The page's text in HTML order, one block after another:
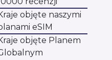
objęte naszymi
eSIM
objęte Planem